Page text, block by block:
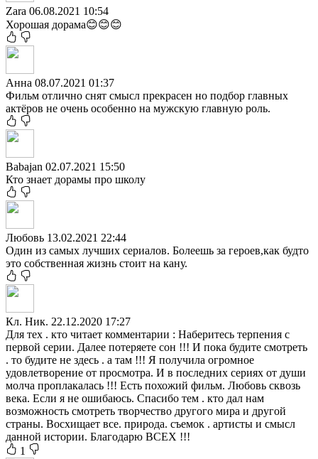
Zara 06.08.2021 10:54
Хорошая дорама😊😊😊
Анна 08.07.2021 01:37
Фильм отлично снят смысл прекрасен но подбор главных
актёров не очень особенно на мужскую главную роль.
Babajan 02.07.2021 15:50
Кто знает дорамы про школу
Любовь 13.02.2021 22:44
Один из самых лучших сериалов. Болеешь за героев,как будто
это собственная жизнь стоит на кану.
Кл. Ник. 22.12.2020 17:27
Для тех . кто читает комментарии : Наберитесь терпения с
первой серии. Далее потеряете сон !!! И пока будите смотреть
. то будите не здесь . а там !!! Я получила огромное
удовлетворение от просмотра. И в последних сериях от души
молча проплакалась !!! Есть похожий фильм. Любовь сквозь
века. Если я не ошибаюсь. Спасибо тем . кто дал нам
возможность смотреть творчество другого мира и другой
страны. Восхищает все. природа. съемок . артисты и смысл
данной истории. Благодарю ВСЕХ !!!
1